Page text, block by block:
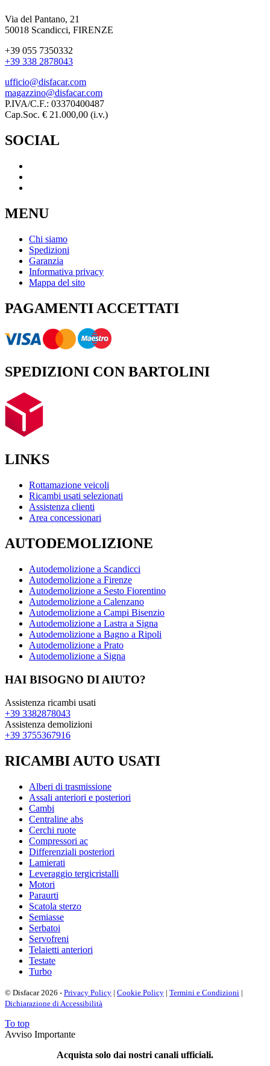
Via del Pantano, 21
50018 Scandicci, FIRENZE
+39 055 7350332
+39 338 2878043
ufficio@disfacar.com
magazzino@disfacar.com
P.IVA/C.F.: 03370400487
Cap.Soc. € 21.000,00 (i.v.)
SOCIAL
MENU
Chi siamo
Spedizioni
Garanzia
Informativa privacy
Mappa del sito
PAGAMENTI ACCETTATI
SPEDIZIONI CON BARTOLINI
LINKS
Rottamazione veicoli
Ricambi usati selezionati
Assistenza clienti
Area concessionari
AUTODEMOLIZIONE
Autodemolizione a Scandicci
Autodemolizione a Firenze
Autodemolizione a Sesto Fiorentino
Autodemolizione a Calenzano
Autodemolizione a Campi Bisenzio
Autodemolizione a Lastra a Signa
Autodemolizione a Bagno a Ripoli
Autodemolizione a Prato
Autodemolizione a Signa
HAI BISOGNO DI AIUTO?
Assistenza ricambi usati
+39 3382878043
Assistenza demolizioni
+39 3755367916
RICAMBI AUTO USATI
Alberi di trasmissione
Assali anteriori e posteriori
Cambi
Centraline abs
Cerchi ruote
Compressori ac
Differenziali posteriori
Lamierati
Leveraggio tergicristalli
Motori
Paraurti
Scatola sterzo
Semiasse
Serbatoi
Servofreni
Telaietti anteriori
Testate
Turbo
© Disfacar 2026 - Privacy Policy | Cookie Policy | Termini e Condizioni |
Dichiarazione di Accessibilità
To top
Avviso Importante
Acquista solo dai nostri canali ufficiali.